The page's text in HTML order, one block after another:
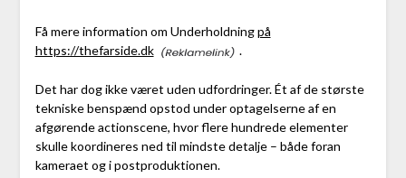
Få mere information om Underholdningpå
https://thefarside.dk
.
Det har dog ikke været uden udfordringer. Ét af de største
tekniske benspænd opstod under optagelserne af en
afgørende actionscene, hvor flere hundrede elementer
skulle koordineres ned til mindste detalje – både foran
kameraet og i postproduktionen.